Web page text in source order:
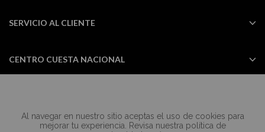
Al navegar en nuestro sitio aceptas el uso de cookies para
mejorar tu experiencia. Revisa nuestra política de
SERVICIO AL CLIENTE
CENTRO CUESTA NACIONAL
Todos los derechos reservados Casa